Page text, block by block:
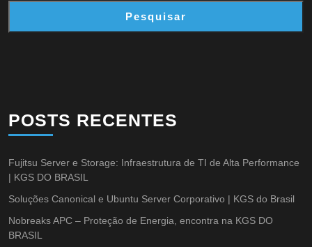
Pesquisar
POSTS RECENTES
Fujitsu Server e Storage: Infraestrutura de TI de Alta Performance
| KGS DO BRASIL
Soluções Canonical e Ubuntu Server Corporativo | KGS do Brasil
Nobreaks APC – Proteção de Energia, encontra na KGS DO
BRASIL